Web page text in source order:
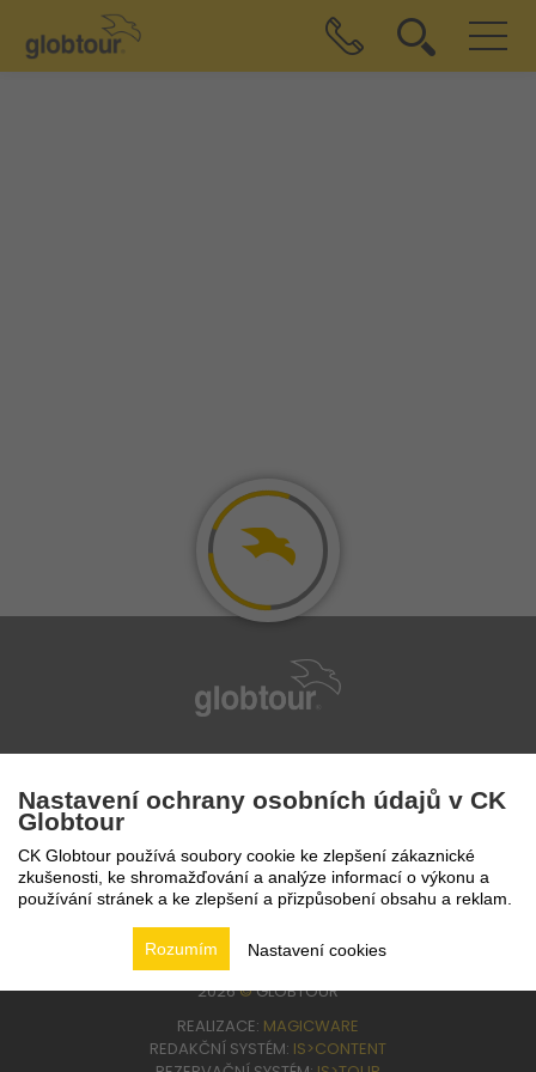
224 94 82 41
2026©GLOBTOUR
REALIZACE: MAGICWARE
REDAKČNÍ SYSTÉM: IS>CONTENT
Nastavení ochrany osobních údajů v CK
Globtour
CK Globtour používá soubory cookie ke zlepšení zákaznické
zkušenosti, ke shromažďování a analýze informací o výkonu a
používání stránek a ke zlepšení a přizpůsobení obsahu a reklam.
Nastavení cookies
Rozumím